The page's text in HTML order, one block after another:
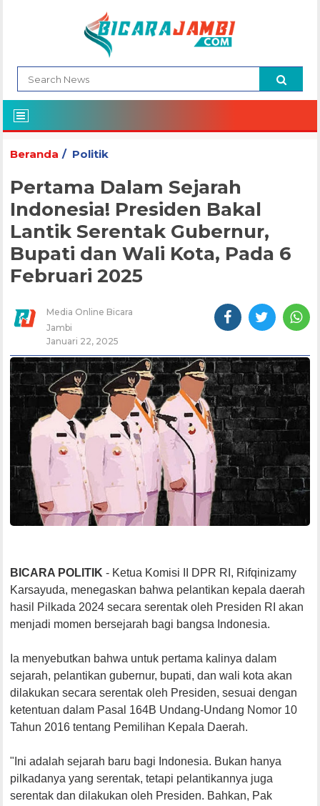
Beranda Politik
Pertama Dalam Sejarah
Indonesia! Presiden Bakal
Lantik Serentak Gubernur,
Bupati dan Wali Kota, Pada 6
Februari 2025
Media Online Bicara
Jambi
Januari 22, 2025
BICARA POLITIK - Ketua Komisi II DPR RI, Rifqinizamy
Karsayuda, menegaskan bahwa pelantikan kepala daerah
hasil Pilkada 2024 secara serentak oleh Presiden RI akan
menjadi momen bersejarah bagi bangsa Indonesia.
Ia menyebutkan bahwa untuk pertama kalinya dalam
sejarah, pelantikan gubernur, bupati, dan wali kota akan
dilakukan secara serentak oleh Presiden, sesuai dengan
ketentuan dalam Pasal 164B Undang-Undang Nomor 10
Tahun 2016 tentang Pemilihan Kepala Daerah.
"Ini adalah sejarah baru bagi Indonesia. Bukan hanya
pilkadanya yang serentak, tetapi pelantikannya juga
serentak dan dilakukan oleh Presiden. Bahkan, Pak